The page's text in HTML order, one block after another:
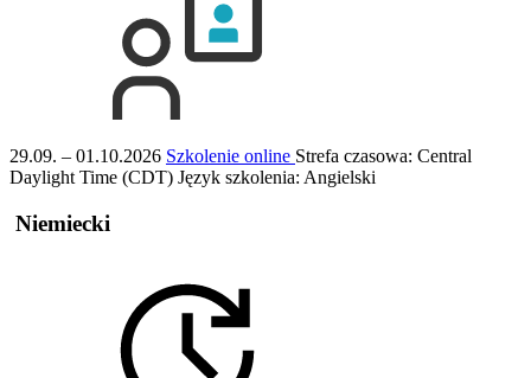
29.09. – 01.10.2026 Szkolenie online Strefa czasowa: Central
Daylight Time (CDT) Język szkolenia: Angielski
Niemiecki